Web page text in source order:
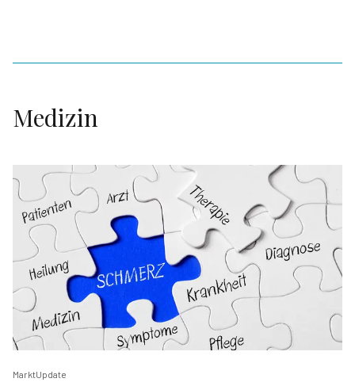
Medizin
MarktUpdate